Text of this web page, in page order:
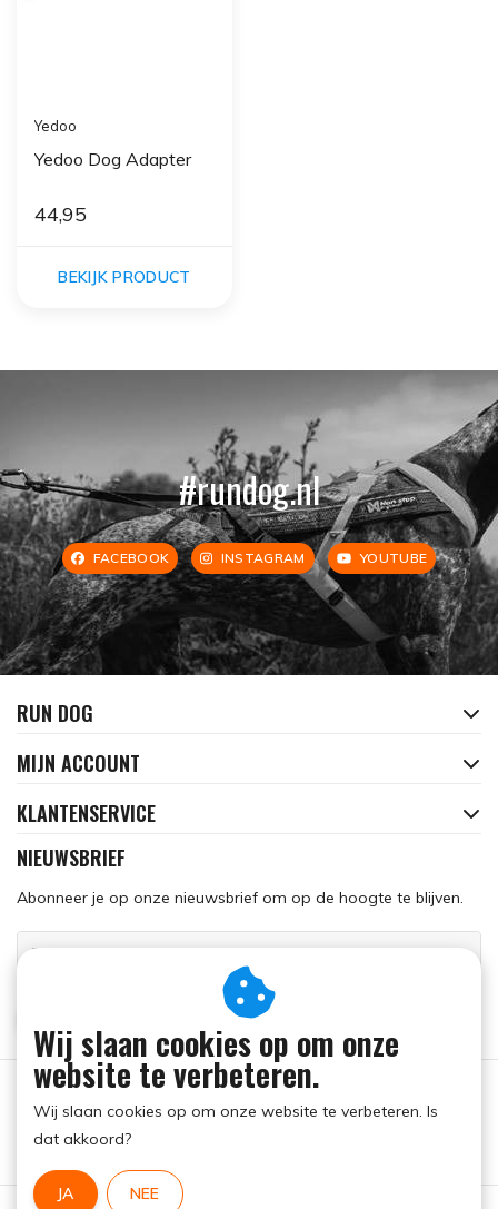
Yedoo
Yedoo Dog Adapter
44,95
BEKIJK PRODUCT
#rundog.nl
FACEBOOK INSTAGRAM YOUTUBE
RUN DOG
MIJN ACCOUNT
KLANTENSERVICE
NIEUWSBRIEF
Abonneer je op onze nieuwsbrief om op de hoogte te blijven.
Wij slaan cookies op om onze
website te verbeteren.
Wij slaan cookies op om onze website te verbeteren. Is
dat akkoord?
JA NEE